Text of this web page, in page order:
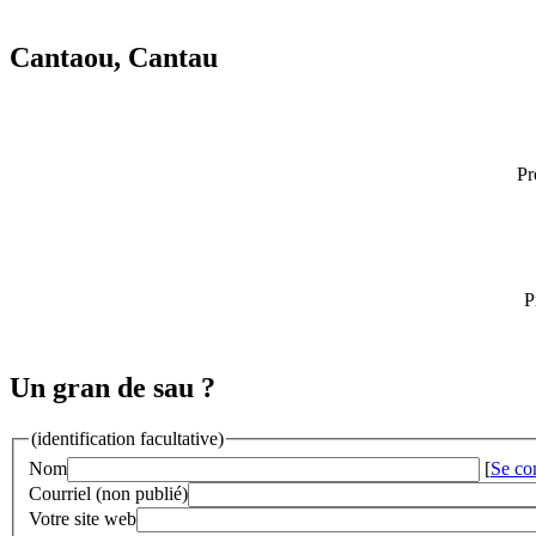
Cantaou, Cantau
Un gran de sau ?
(identification facultative)
Nom
[Se
Courriel (non publié)
Votre site web